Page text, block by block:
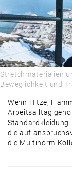
AUSBLICK
Stretchmaterialien
Beweglichkeit und
Wenn Hitze,
Arbeitsalltag
die auf
die Multinorm-